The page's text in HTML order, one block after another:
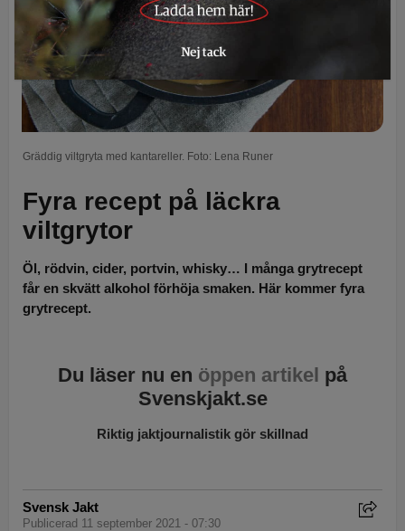
Gräddig viltgryta med kantareller. Foto: Lena Runer
Fyra recept på läckra
viltgrytor
Öl, rödvin, cider, portvin, whisky… I många grytrecept
får en skvätt alkohol förhöja smaken. Här kommer fyra
grytrecept.
Du läser nu en öppen artikel på
Svenskjakt.se
Riktig jaktjournalistik gör skillnad
Svensk Jakt
Publicerad 11 september 2021 - 07:30